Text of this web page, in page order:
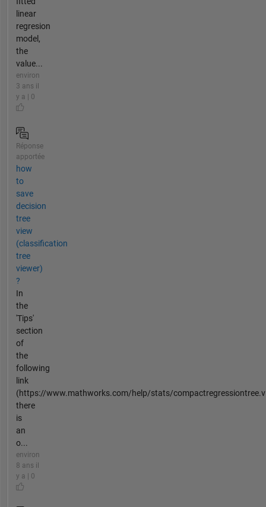
linear
regresion
model,
the
value...
environ
3 ans il
y a | 0
Réponse
apportée
how
to
save
decision
tree
view
(classification
tree
viewer)
?
In
the
'Tips'
section
of
the
following
link
(https://www.mathworks.com/help/stats/
there
is
an
o...
environ
8 ans il
y a | 0